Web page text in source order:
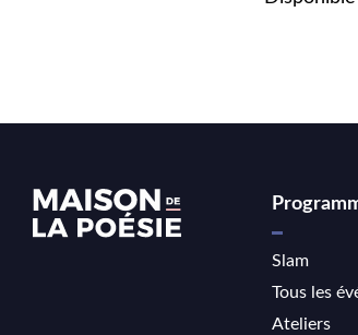
Slam
Tous les
Ateliers